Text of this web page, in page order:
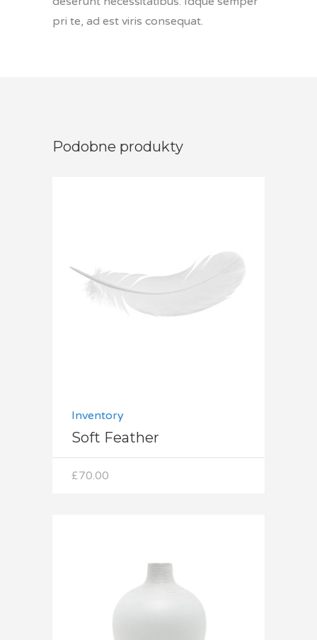
pri te, ad est viris consequat.
Podobne produkty
Dodaj do koszyka
Inventory
Soft Feather
£70.00